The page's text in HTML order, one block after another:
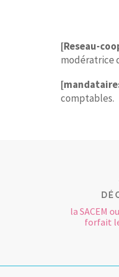
[Reseau-
modératrice
comptables.
la SACEM
forfait